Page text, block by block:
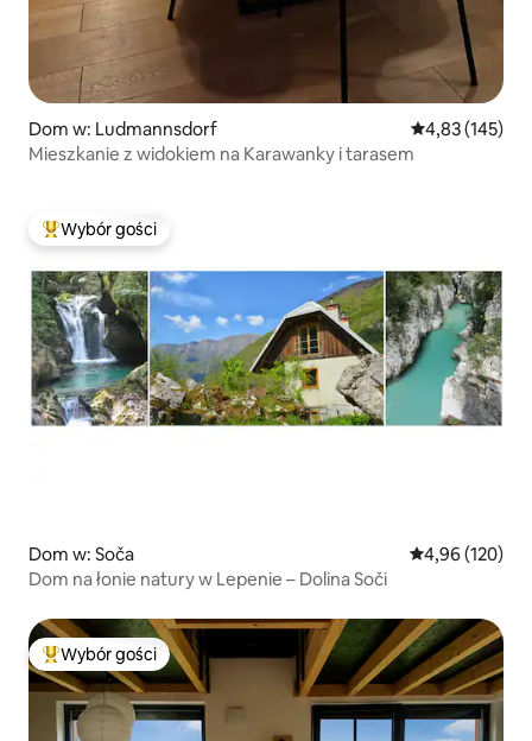
Dom w: Ludmannsdorf Średnia
4,83 (145)
Mieszkanie z widokiem na Karawanky i tarasem
Najpopularniejsze z kategorii Wybór gości
Wybór gości
Dom w: Soča Średnia
4,96 (120)
Dom na łonie natury w Lepenie – Dolina Soči
Najpopularniejsze z kategorii Wybór gości
Wybór gości